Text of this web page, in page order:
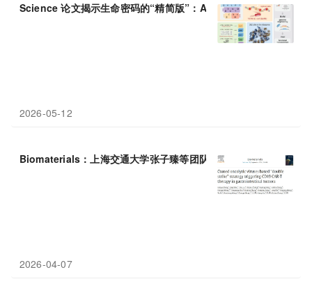
Science 论文揭示生命密码的“精简版”：AI设计出仅用19种氨基
2026-05-12
Biomaterials：上海交通大学张子臻等团队研究利用包膜溶瘤病毒
2026-04-07